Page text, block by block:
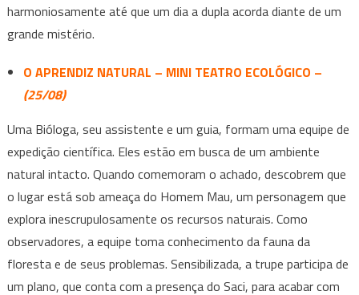
harmoniosamente até que um dia a dupla acorda diante de um
grande mistério.
O APRENDIZ NATURAL – MINI TEATRO ECOLÓGICO –
(25/08)
Uma Bióloga, seu assistente e um guia, formam uma equipe de
expedição científica. Eles estão em busca de um ambiente
natural intacto. Quando comemoram o achado, descobrem que
o lugar está sob ameaça do Homem Mau, um personagem que
explora inescrupulosamente os recursos naturais. Como
observadores, a equipe toma conhecimento da fauna da
floresta e de seus problemas. Sensibilizada, a trupe participa de
um plano, que conta com a presença do Saci, para acabar com